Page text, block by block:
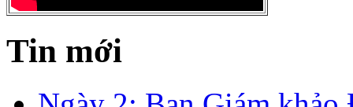
Tin mới